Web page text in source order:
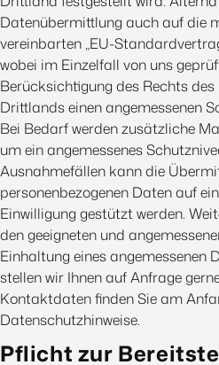
Datenübermittlung auch auf die
vereinbarten „EU-
wobei im Einzelfall von uns
Berücksichtigung des Rechts
Drittlands einen angemessenen
Bei Bedarf werden zusätzliche
um ein angemessenes
Ausnahmefällen kann die
personenbezogenen Daten auf
Einwilligung gestützt werden.
den geeigneten und
Einhaltung eines angemessenen
stellen wir Ihnen auf Anfrage
Kontaktdaten finden Sie am
Datenschutzhinweise.
Pflicht zur